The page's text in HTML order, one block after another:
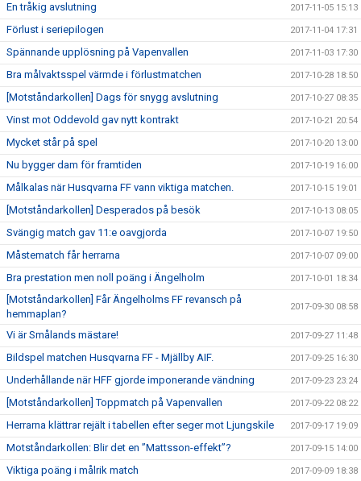
En tråkig avslutning 2017-11-05 15:13
Förlust i seriepilogen 2017-11-04 17:31
Spännande upplösning på Vapenvallen 2017-11-03 17:30
Bra målvaktsspel värmde i förlustmatchen 2017-10-28 18:50
[Motståndarkollen] Dags för snygg avslutning 2017-10-27 08:35
Vinst mot Oddevold gav nytt kontrakt 2017-10-21 20:54
Mycket står på spel 2017-10-20 13:00
Nu bygger dam för framtiden 2017-10-19 16:00
Målkalas när Husqvarna FF vann viktiga matchen. 2017-10-15 19:01
[Motståndarkollen] Desperados på besök 2017-10-13 08:05
Svängig match gav 11:e oavgjorda 2017-10-07 19:50
Måstematch får herrarna 2017-10-07 09:00
Bra prestation men noll poäng i Ängelholm 2017-10-01 18:34
[Motståndarkollen] Får Ängelholms FF revansch på
hemmaplan?
2017-09-30 08:58
Vi är Smålands mästare! 2017-09-27 11:48
Bildspel matchen Husqvarna FF - Mjällby AIF. 2017-09-25 16:30
Underhållande när HFF gjorde imponerande vändning 2017-09-23 23:24
[Motståndarkollen] Toppmatch på Vapenvallen 2017-09-22 08:22
Herrarna klättrar rejält i tabellen efter seger mot Ljungskile 2017-09-17 19:09
Motståndarkollen: Blir det en ”Mattsson-effekt”? 2017-09-15 14:00
Viktiga poäng i målrik match 2017-09-09 18:38